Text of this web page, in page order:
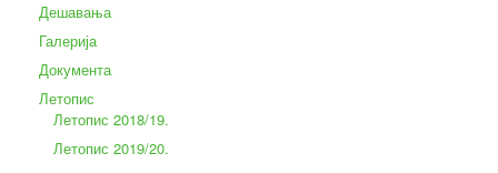
Дешавања
Галерија
Документа
Летопис
Летопис 2018/19.
Летопис 2019/20.